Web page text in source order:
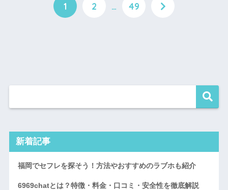
1 2 … 49
新着記事
福岡でセフレを探そう！方法やおすすめのラブホも紹介
6969chatとは？特徴・料金・口コミ・安全性を徹底解説